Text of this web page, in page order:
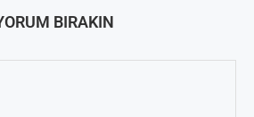
BIRAKIN